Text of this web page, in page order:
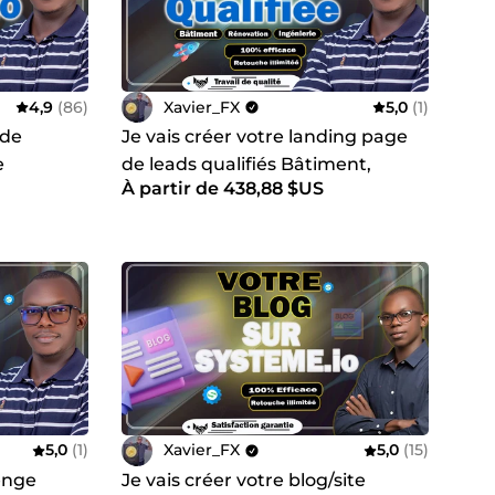
des mots clés & référencement
4,9 (86) Xavier_FX 5,0 (1)
Je vais créer votre landing page
de leads qualifiés Bâtiment,
Rénovation, Ingénierie
À partir de 438,88 $US
5,0 (1) Xavier_FX 5,0 (15)
Je vais créer votre blog/site